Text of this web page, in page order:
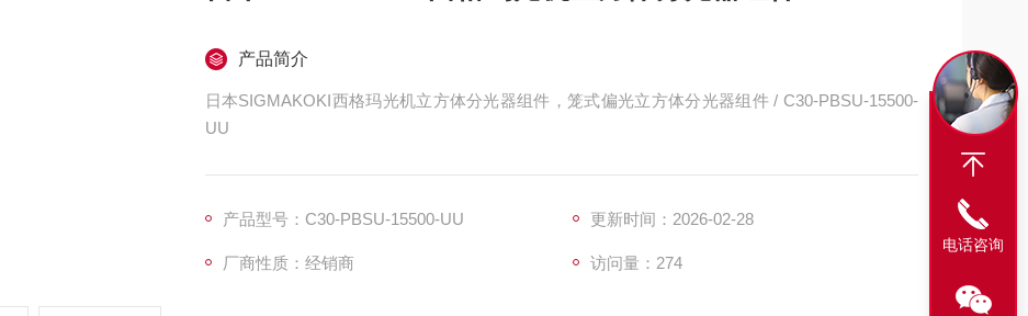
产品简介
日本SIGMAKOKI西格玛光机立方体分光器组件，笼式偏光立方体分光器组件 / C30-PBSU-15500-
UU
产品型号：C30-PBSU-15500-UU 更新时间：2026-02-28
厂商性质：经销商 访问量：274
电话咨询